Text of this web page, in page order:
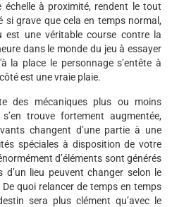
échelle à proximité, rendent le tout
si grave que cela en temps normal,
est une véritable course contre la
dans le monde du jeu à essayer
la place le personnage s’entête à
est une vraie plaie.
des mécaniques plus ou moins
trouve fortement augmentée,
changent d’une partie à une
spéciales à disposition de votre
d’éléments sont générés
lieu peuvent changer selon le
quoi relancer de temps en temps
sera plus clément qu’avec le